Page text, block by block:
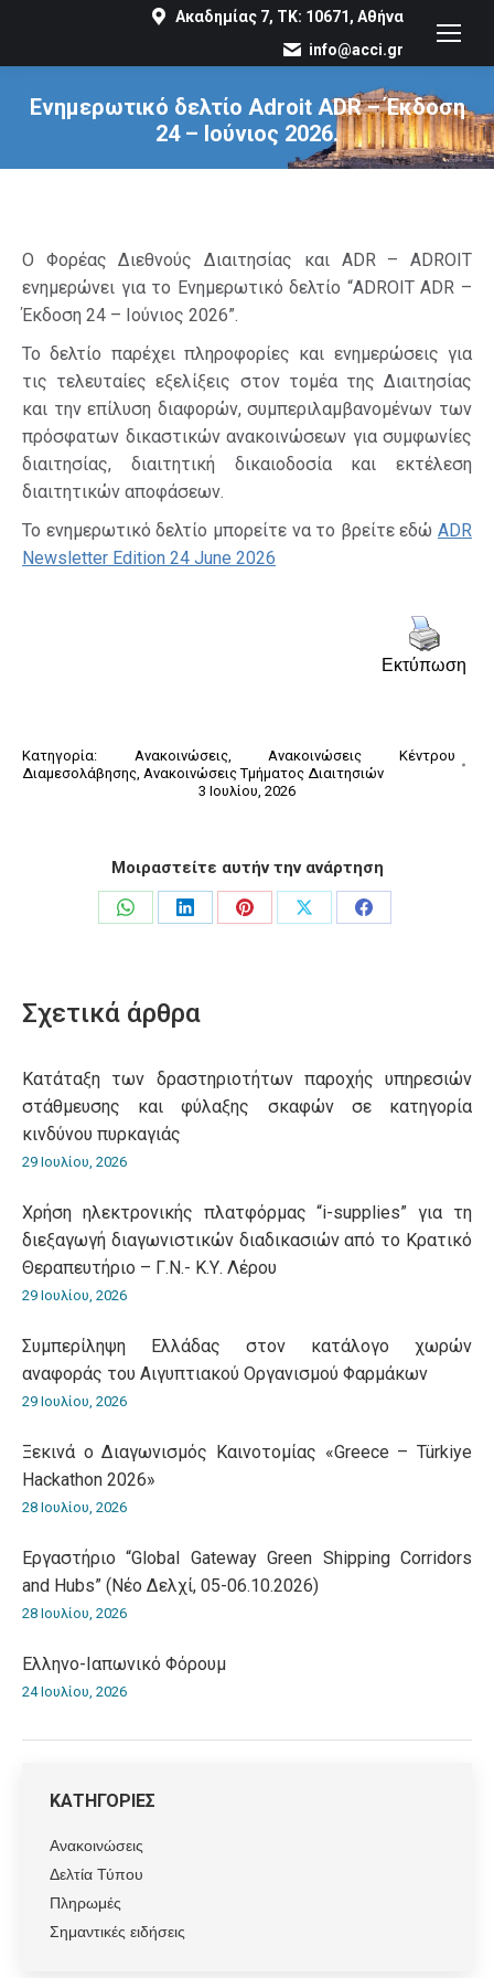
Ακαδημίας 7, ΤΚ: 10671, Αθήνα
info@acci.gr
Ενημερωτικό δελτίο Adroit ADR – Έκδοση
24 – Ιούνιος 2026.
You are here:
O Φορέας Διεθνούς Διαιτησίας και ADR – ADROIT
ενημερώνει για το Ενημερωτικό δελτίο “ADROIT ADR –
Έκδοση 24 – Ιούνιος 2026”.
Το δελτίο παρέχει πληροφορίες και ενημερώσεις για
τις τελευταίες εξελίξεις στον τομέα της Διαιτησίας
και την επίλυση διαφορών, συμπεριλαμβανομένων των
πρόσφατων δικαστικών ανακοινώσεων για συμφωνίες
διαιτησίας, διαιτητική δικαιοδοσία και εκτέλεση
διαιτητικών αποφάσεων.
Το ενημερωτικό δελτίο μπορείτε να το βρείτε εδώ ADR
Newsletter Edition 24 June 2026
Εκτύπωση
Κατηγορία: Ανακοινώσεις,Ανακοινώσεις Κέντρου
Διαμεσολάβησης, Ανακοινώσεις Τμήματος Διαιτησιών
3 Ιουλίου, 2026
Μοιραστείτε αυτήν την ανάρτηση
Share
Share
Share
Share
Share
Σχετικά άρθρα
Κατάταξη των δραστηριοτήτων παροχής υπηρεσιών
στάθμευσης και φύλαξης σκαφών σε κατηγορία
κινδύνου πυρκαγιάς
29 Ιουλίου, 2026
Χρήση ηλεκτρονικής πλατφόρμας “i-supplies” για τη
διεξαγωγή διαγωνιστικών διαδικασιών από το Κρατικό
Θεραπευτήριο – Γ.Ν.- Κ.Υ. Λέρου
29 Ιουλίου, 2026
Συμπερίληψη Ελλάδας στον κατάλογο χωρών
αναφοράς του Αιγυπτιακού Οργανισμού Φαρμάκων
29 Ιουλίου, 2026
Ξεκινά ο Διαγωνισμός Καινοτομίας «Greece – Türkiye
Hackathon 2026»
28 Ιουλίου, 2026
Εργαστήριο “Global Gateway Green Shipping Corridors
and Hubs” (Νέο Δελχί, 05-06.10.2026)
28 Ιουλίου, 2026
Ελληνο-Iαπωνικό Φόρουμ
24 Ιουλίου, 2026
ΚΑΤΗΓΟΡΙΕΣ
Ανακοινώσεις
Δελτία Τύπου
Πληρωμές
Σημαντικές ειδήσεις